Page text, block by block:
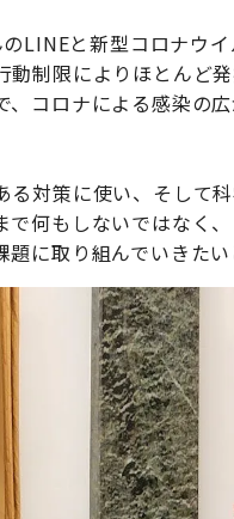
LINEと新型コロナウ
制限によりほとんど
コロナによる感染の
対策に使い、そして
何もしないではなく
に取り組んでいきたい